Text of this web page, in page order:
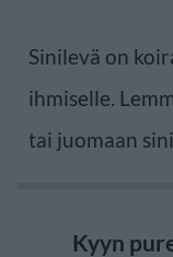
Sinilevä on
ihmiselle.
tai juomaan
Kyyn